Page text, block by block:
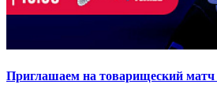
Приглашаем на товарищеский матч